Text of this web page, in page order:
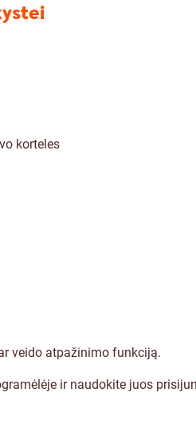
korteles
veido atpažinimo funkciją.
ir naudokite juos